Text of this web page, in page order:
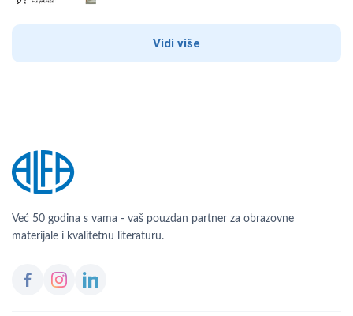
Vidi više
Već 50 godina s vama - vaš pouzdan partner za obrazovne
materijale i kvalitetnu literaturu.